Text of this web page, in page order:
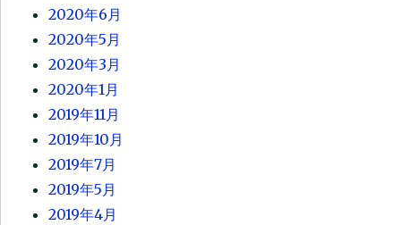
2020年6月
2020年5月
2020年3月
2020年1月
2019年11月
2019年10月
2019年7月
2019年5月
2019年4月